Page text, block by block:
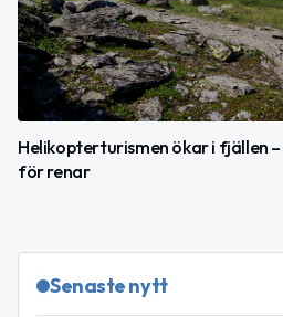
Helikopterturismen ökar i fjällen
för renar
Senaste nytt